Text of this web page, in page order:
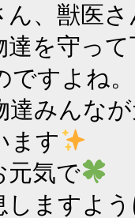
ん、獣医
を守っ
すよね。
達みんな
ます
元気で
しますよ